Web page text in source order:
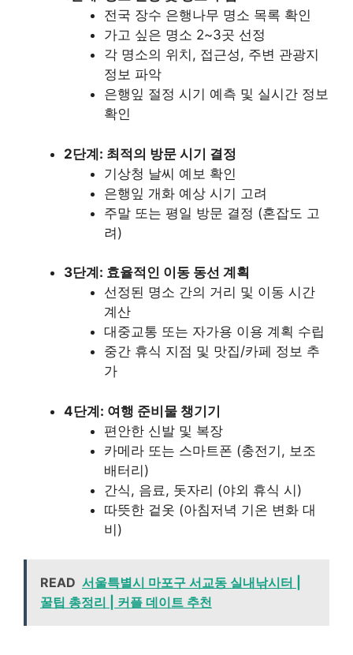
전국 장수 은행나무 명소 목록 확인
가고 싶은 명소 2~3곳 선정
각 명소의 위치, 접근성, 주변 관광지
정보 파악
은행잎 절정 시기 예측 및 실시간 정보
확인
2단계: 최적의 방문 시기 결정
기상청 날씨 예보 확인
은행잎 개화 예상 시기 고려
주말 또는 평일 방문 결정 (혼잡도 고
려)
3단계: 효율적인 이동 동선 계획
선정된 명소 간의 거리 및 이동 시간
계산
대중교통 또는 자가용 이용 계획 수립
중간 휴식 지점 및 맛집/카페 정보 추
가
4단계: 여행 준비물 챙기기
편안한 신발 및 복장
카메라 또는 스마트폰 (충전기, 보조
배터리)
간식, 음료, 돗자리 (야외 휴식 시)
따뜻한 겉옷 (아침저녁 기온 변화 대
비)
READ 서울특별시 마포구 서교동 실내낚시터 |
꿀팁 총정리 | 커플 데이트 추천